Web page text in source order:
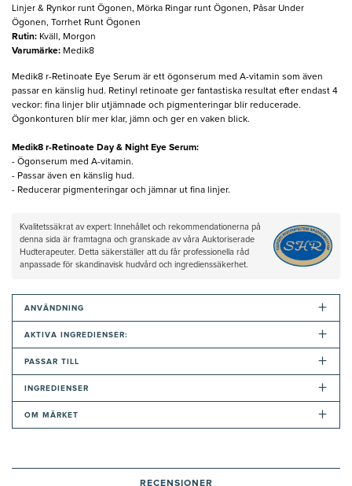
Linjer & Rynkor runt Ögonen, Mörka Ringar runt Ögonen, Påsar Under
Ögonen, Torrhet Runt Ögonen
Rutin: Kväll, Morgon
Varumärke: Medik8
Medik8 r-Retinoate Eye Serum är ett ögonserum med A-vitamin som även
passar en känslig hud. Retinyl retinoate ger fantastiska resultat efter endast 4
veckor: fina linjer blir utjämnade och pigmenteringar blir reducerade.
Ögonkonturen blir mer klar, jämn och ger en vaken blick.
Medik8 r-Retinoate Day & Night Eye Serum:
- Ögonserum med A-vitamin.
- Passar även en känslig hud.
- Reducerar pigmenteringar och jämnar ut fina linjer.
Kvalitetssäkrat av expert: Innehållet och rekommendationerna på
denna sida är framtagna och granskade av våra Auktoriserade
Hudterapeuter. Detta säkerställer att du får professionella råd
anpassade för skandinavisk hudvård och ingredienssäkerhet.
ANVÄNDNING +
AKTIVA INGREDIENSER: +
PASSAR TILL +
INGREDIENSER +
OM MÄRKET +
RECENSIONER